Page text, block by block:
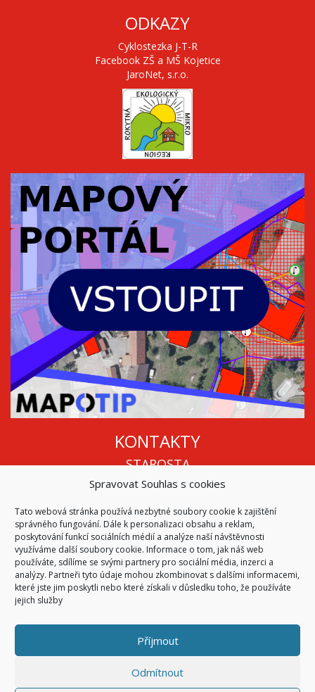
Spravovat Souhlas s cookies
Tato webová stránka používá nezbytné soubory cookie k zajištění
správného fungování. Dále k personalizaci obsahu a reklam,
poskytování funkcí sociálních médií a analýze naší návštěvnosti
využíváme další soubory cookie. Informace o tom, jak náš web
používáte, sdílíme se svými partnery pro sociální média, inzerci a
analýzy. Partneři tyto údaje mohou zkombinovat s dalšími informacemi,
které jste jim poskytli nebo které získali v důsledku toho, že používáte
jejich služby
Příjmout
Odmítnout
ODKAZY
Cyklostezka J-T-R
Facebook ZŠ a MŠ Kojetice
JaroNet, s.r.o.
KONTAKTY
STAROSTA
Mgr. Roman Vala
info@oukojetice.cz
ÚŘEDNÍ HODINY
Po, St: 15:30 - 16:30
Všechny kontakty | Kde nás najdete
© 2026Obec Kojetice na Moravě
Všechna práva vyhrazena